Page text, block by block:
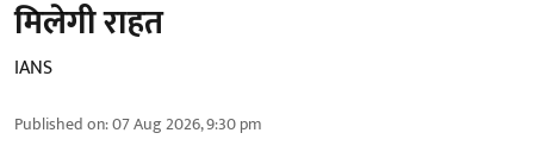
मिलेगी राहत
IANS
Published on:07 Aug 2026, 9:30 pm